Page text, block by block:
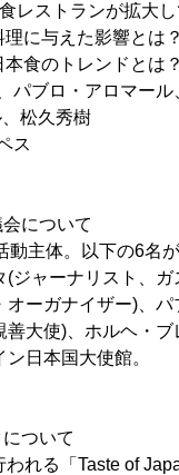
レストランが拡大し
えた影響とは？
トレンドとは？
パブロ・アロマール
久秀樹
ス
について
動主体。以下の6名
ジャーナリスト、
ーガナイザー)、
大使)、ホルヘ・
日本国大使館。
ついて
れる「Taste of